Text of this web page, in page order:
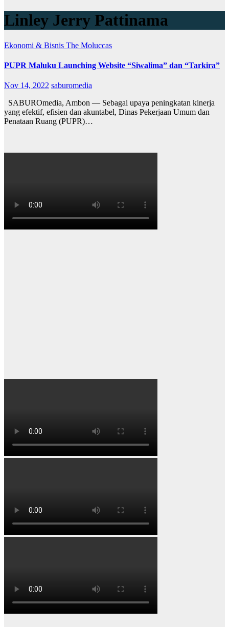
Linley Jerry Pattinama
Ekonomi & Bisnis The Moluccas
PUPR Maluku Launching Website “Siwalima” dan “Tarkira”
Nov 14, 2022 saburomedia
SABUROmedia, Ambon — Sebagai upaya peningkatan kinerja
yang efektif, efisien dan akuntabel, Dinas Pekerjaan Umum dan
Penataan Ruang (PUPR)…